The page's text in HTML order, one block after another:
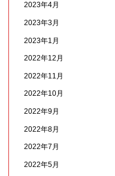
2023年4月
2023年3月
2023年1月
2022年12月
2022年11月
2022年10月
2022年9月
2022年8月
2022年7月
2022年5月